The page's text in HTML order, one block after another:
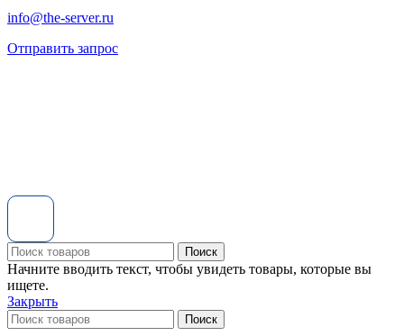
info@the-server.ru
Отправить запрос
Поиск
Начните вводить текст, чтобы увидеть товары, которые вы
ищете.
Закрыть
Поиск